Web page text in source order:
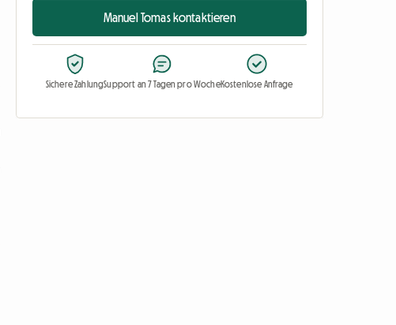
Manuel Tomas kontaktieren
Sichere ZahlungSupport an 7 Tagen pro WocheKostenlose Anfrage